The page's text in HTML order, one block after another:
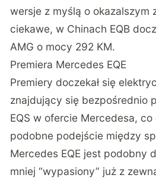
wersje z myślą o okazalszym
ciekawe, w Chinach EQB
AMG o mocy 292 KM.
Premiera Mercedes EQE
Premiery doczekał się
znajdujący się bezpośrednio
EQS w ofercie Mercedesa,
podobne podejście między
Mercedes EQE jest podobny
mniej “wypasiony” już z